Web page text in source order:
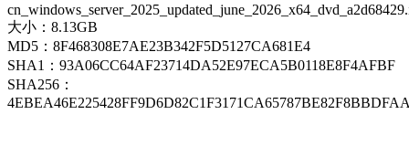
大小：8.13GB
MD5：8F468308E7AE23B342F5D5127CA681E4
SHA1：93A06CC64AF23714DA52E97ECA5B0118E8F4AFBF
SHA256：